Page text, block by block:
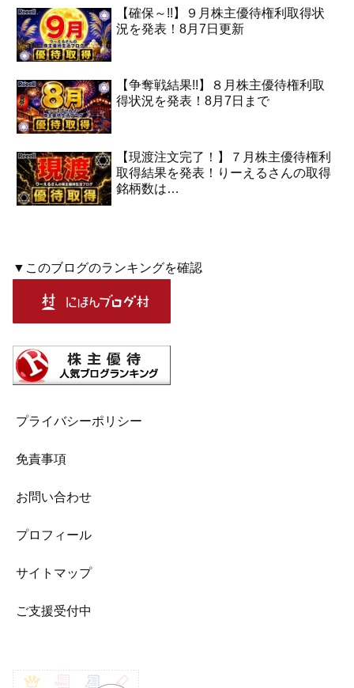
【確保～!!】９月株主優待権利取得状
況を発表！8月7日更新
【争奪戦結果!!】８月株主優待権利取
得状況を発表！8月7日まで
【現渡注文完了！】７月株主優待権利
取得結果を発表！りーえるさんの取得
銘柄数は…
▼このブログのランキングを確認
プライバシーポリシー
免責事項
お問い合わせ
プロフィール
サイトマップ
ご支援受付中